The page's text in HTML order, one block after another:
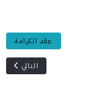
عقد الكرامة
للتشغيل ستسهم فيالمقال
التالي